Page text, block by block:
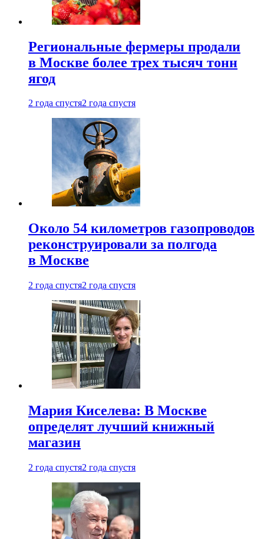
Региональные фермеры продали
в Москве более трех тысяч тонн
ягод
2 года спустя2 года спустя
Около 54 километров газопроводов
реконструировали за полгода
в Москве
2 года спустя2 года спустя
Мария Киселева: В Москве
определят лучший книжный
магазин
2 года спустя2 года спустя